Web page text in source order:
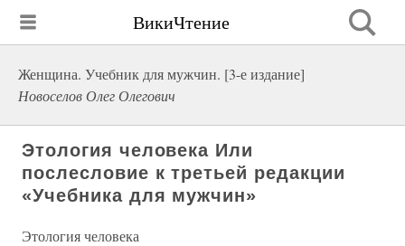
ВикиЧтение
Женщина. Учебник для мужчин. [3-е издание]
Новоселов Олег Олегович
Этология человека Или
послесловие к третьей редакции
«Учебника для мужчин»
Этология человека